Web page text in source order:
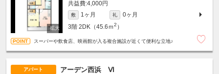
4,000円
敷 1ヶ月 礼
0ヶ月
3階 2DK（45.6ｍ2 ）
スーパーや飲食店、映画館が入る複合施設が近くて便利な立地♪
アパート アーデン西浜 Ⅵ